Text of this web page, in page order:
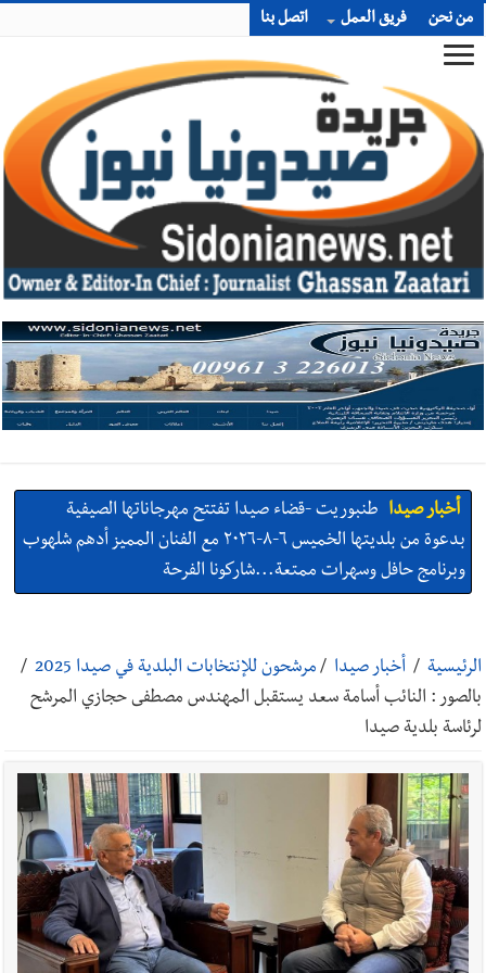
من نحن فريق العمل اتصل بنا
أخبار صيدا طنبوريت -قضاء صيدا تفتتح مهرجاناتها الصيفية
بدعوة من بلديتها الخميس ٦-٨-٢٠٢٦ مع الفنان المميز أدهم شلهوب
وبرنامج حافل وسهرات ممتعة...شاركونا الفرحة
أخبار صيدا
النائب اسامه سعد تناول في مؤتمر صحافي اقتراح قانون
يحتاج الى مسارات وطنية مستقلة عن المحاور الخارجية
أخبار صيدا إنارة المنارة وسلالم للسلامة… بصمة جديدة لـ مؤسسة
مرجان في زيرة صيدا
أخبار صيدا بالصور : حدائق ثانوية السفير تزهر فرحًا وفخرًا احتفالًا
بتخرّج أطفال الروضة الثالثة
الرئيسية / أخبار صيدا / مرشحون للإنتخابات البلدية في صيدا 2025
/
بالصور : النائب أسامة سعد يستقبل المهندس مصطفى حجازي المرشح
لرئاسة بلدية صيدا